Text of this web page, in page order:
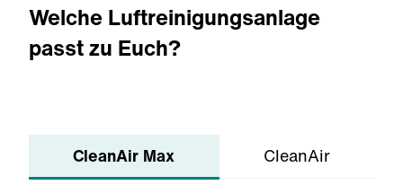
Welche Luftreinigungsanlage
passt zu Euch?
CleanAir Max CleanAir